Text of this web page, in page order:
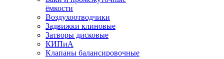
ёмкости
Воздухоотводчики
Задвижки клиновые
Затворы дисковые
КИПиА
Клапаны балансировочные